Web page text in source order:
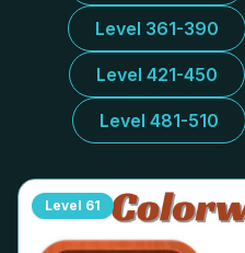
Level 361-390
Level 421-450
Level 481-510
Level 61